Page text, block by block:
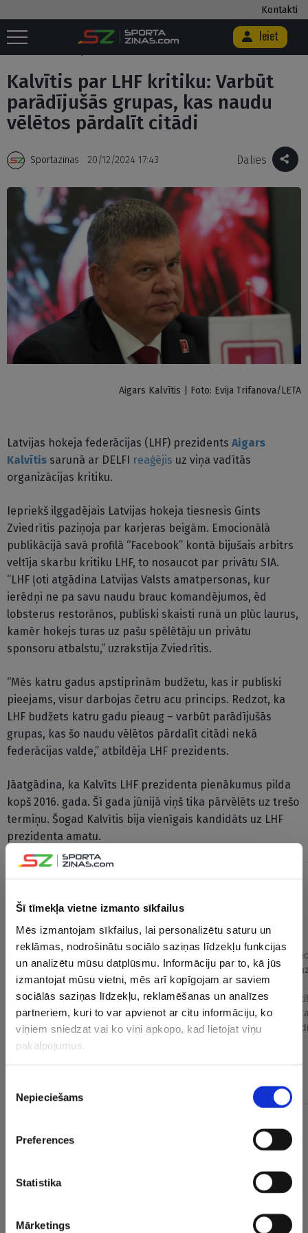
Šī tīmekļa vietne izmanto sīkfailus
Mēs izmantojam sīkfailus, lai personalizētu saturu un
reklāmas, nodrošinātu sociālo saziņas līdzekļu funkcijas
un analizētu mūsu datplūsmu. Informāciju par to, kā jūs
izmantojat mūsu vietni, mēs arī kopīgojam ar saviem
sociālās saziņas līdzekļu, reklamēšanas un analīzes
partneriem, kuri to var apvienot ar citu informāciju, ko
viņiem sniedzat vai ko viņi apkopo, kad lietojat viņu
pakalpojumus.
izvēle
Nepieciešams
Preferences
Statistika
Mārketings
Kontakti
Ieiet
Sākums / Kalvītis par LHF kritiku: Varbūt parādījušās grupas,
Kalvītis par LHF kritiku: Varbūt
parādījušās grupas, kas naudu
vēlētos pārdalīt citādi
Sportazinas 20/12/2024 17:43 Dalies
Aigars Kalvītis | Foto: Evija Trifanova/LETA
Latvijas hokeja federācijas (LHF) prezidents Aigars
Kalvītis sarunā ar DELFI reaģējis uz viņa vadītās
organizācijas kritiku.
Iepriekš ilggadējais Latvijas hokeja tiesnesis Gints
Zviedrītis paziņoja par karjeras beigām. Emocionālā
publikācijā savā profilā “Facebook” kontā bijušais arbitrs
veltīja skarbu kritiku LHF, to nosaucot par privātu SIA.
“LHF ļoti atgādina Latvijas Valsts amatpersonas, kur
ierēdņi ne pa savu naudu brauc komandējumos, ēd
lobsterus restorānos, publiski skaisti runā un plūc laurus,
kamēr hokejs turas uz pašu spēlētāju un privātu
sponsoru atbalstu,” uzrakstīja Zviedrītis.
“Mēs katru gadus apstiprinām budžetu, kas ir publiski
pieejams, visur darbojas četru acu princips. Redzot, ka
LHF budžets katru gadu pieaug – varbūt parādījušās
grupas, kas šo naudu vēlētos pārdalīt citādi nekā
federācijas valde,” atbildēja LHF prezidents.
Jāatgādina, ka Kalvīts LHF prezidenta pienākumus pilda
kopš 2016. gada. Šī gada jūnijā viņš tika pārvēlēts uz trešo
termiņu. Šogad Kalvītis bija vienīgais kandidāts uz LHF
prezidenta amatu.
CITAS ZIŅAS NO ŠĪS KATEGORIJAS